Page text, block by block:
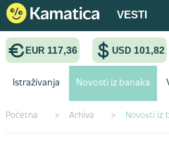
VESTI
EUR 117,36 USD 101,82
Istraživanja Novosti iz banaka
Početna > Arhiva > Novosti iz